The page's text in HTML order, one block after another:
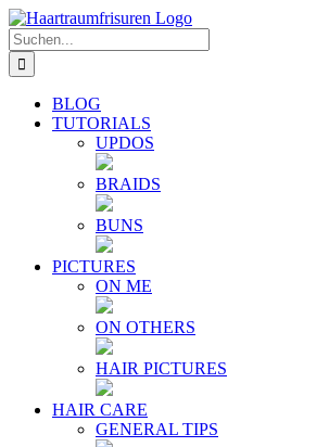
Zum
Inhalt
springen
E-
Mail
YouTube
Instagram
Facebook
Twitter
Suche
nach:
BLOG
TUTORIALS
UPDOS
BRAIDS
BUNS
PICTURES
ON ME
ON OTHERS
HAIR PICTURES
HAIR CARE
GENERAL TIPS